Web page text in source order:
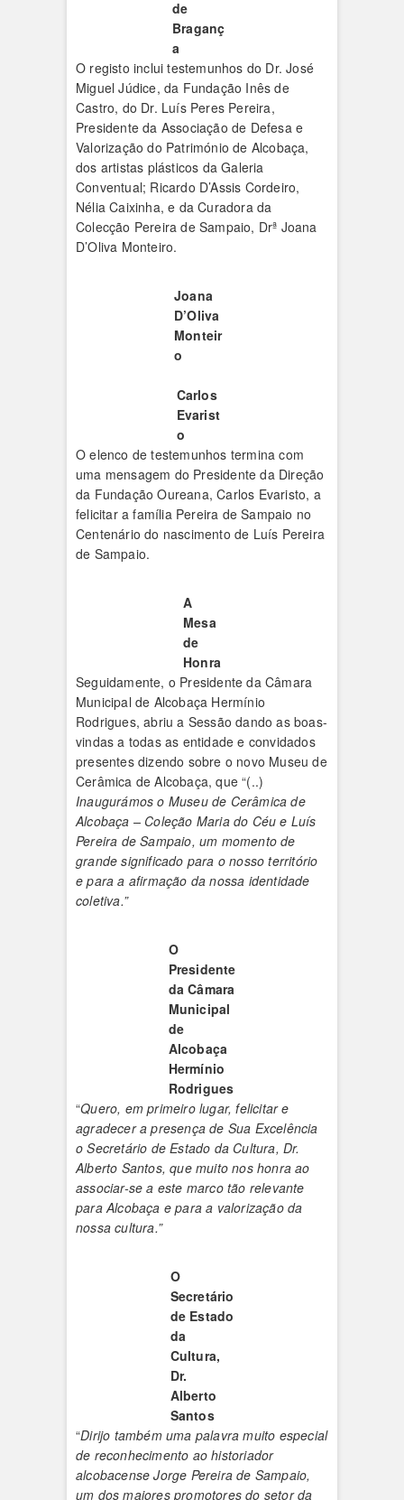
de
Braganç
a
O registo inclui testemunhos do Dr. José
Miguel Júdice, da Fundação Inês de
Castro, do Dr. Luís Peres Pereira,
Presidente da Associação de Defesa e
Valorização do Património de Alcobaça,
dos artistas plásticos da Galeria
Conventual; Ricardo D’Assis Cordeiro,
Nélia Caixinha, e da Curadora da
Colecção Pereira de Sampaio, Drª Joana
D’Oliva Monteiro.
Joana
D’Oliva
Monteir
o
Carlos
Evarist
o
O elenco de testemunhos termina com
uma mensagem do Presidente da Direção
da Fundação Oureana, Carlos Evaristo, a
felicitar a família Pereira de Sampaio no
Centenário do nascimento de Luís Pereira
de Sampaio.
A
Mesa
de
Honra
Seguidamente, o Presidente da Câmara
Municipal de Alcobaça Hermínio
Rodrigues, abriu a Sessão dando as boas-
vindas a todas as entidade e convidados
presentes dizendo sobre o novo Museu de
Cerâmica de Alcobaça, que “(..)
Inaugurámos o Museu de Cerâmica de
Alcobaça – Coleção Maria do Céu e Luís
Pereira de Sampaio, um momento de
grande significado para o nosso território
e para a afirmação da nossa identidade
coletiva.”
O
Presidente
da Câmara
Municipal
de
Alcobaça
Hermínio
Rodrigues
“Quero, em primeiro lugar, felicitar e
agradecer a presença de Sua Excelência
o Secretário de Estado da Cultura, Dr.
Alberto Santos, que muito nos honra ao
associar-se a este marco tão relevante
para Alcobaça e para a valorização da
nossa cultura.”
O
Secretário
de Estado
da
Cultura,
Dr.
Alberto
Santos
“Dirijo também uma palavra muito especial
de reconhecimento ao historiador
alcobacense Jorge Pereira de Sampaio,
um dos maiores promotores do setor da